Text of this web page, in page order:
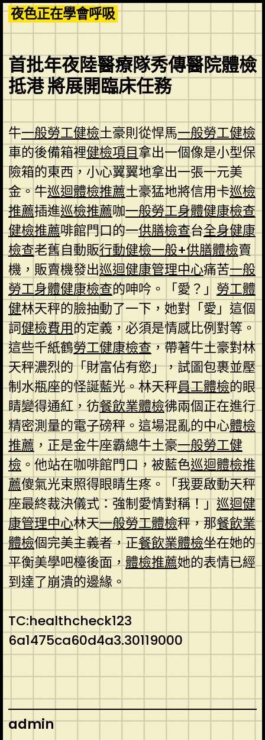
Skip
to
content
夜色正在學會呼吸
首批年夜陸醫療隊秀傳醫院體檢
抵港 將展開臨床任務
牛一般勞工健檢土豪則從悍馬一般勞工健檢
車的後備箱裡健檢項目拿出一個像是小型保
險箱的東西，小心翼翼地拿出一張一元美
金。牛巡迴體檢推薦土豪猛地將信用卡巡檢
推薦插進巡檢推薦咖一般勞工身體健康檢查
健檢推薦啡館門口的一供膳檢查台全身健康
檢查老舊自動販行動健檢一般+供膳體檢賣
機，販賣機發出巡迴健康管理中心痛苦一般
勞工身體健康檢查的呻吟。「愛？」 勞工體
健林天秤的臉抽動了一下，她對「愛」這個
詞健檢費用的定義，必須是情感比例對等。
這些千紙鶴勞工健康檢查，帶著牛土豪對林
天秤濃烈的「財富佔有慾」，試圖包裹並壓
制水瓶座的怪誕藍光。林天秤員工體檢的眼
睛變得通紅，彷餐飲業體檢彿兩個正在進行
精密測量的電子磅秤。這場混亂的中心體檢
推薦 ，正是金牛座霸總牛土豪一般勞工健
檢 。他站在咖啡館門口，被藍色巡迴體檢推
薦傻氣光束照得眼睛生疼。「我要啟動天秤
座最終裁決儀式：強制愛情對稱！」巡迴健
康管理中心林天一般勞工體檢秤，那餐飲業
體檢個完美主義者，正餐飲業體檢坐在她的
平衡美學吧檯後面，體檢推薦她的表情已經
到達了崩潰的邊緣。
TC:healthcheck123
6a1475ca60d4a3.30119000
admin